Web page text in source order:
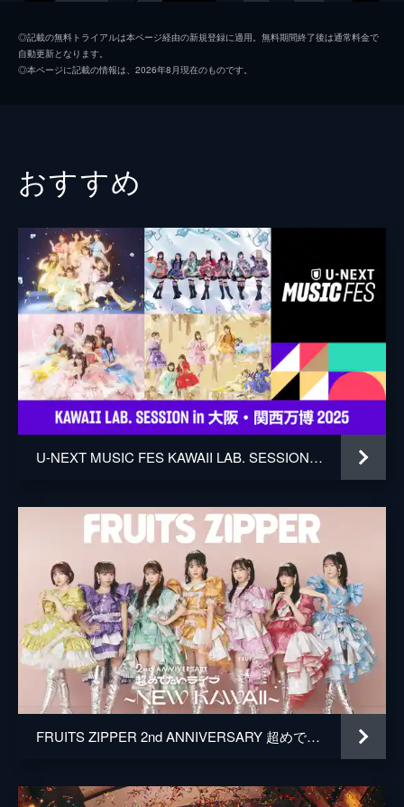
◎記載の無料トライアルは本ページ経由の新規登録に適用。無料期間終了後は通常料金で
自動更新となります。
◎本ページに記載の情報は、2026年8月現在のものです。
おすすめ
U-NEXT MUSIC FES KAWAII LAB. SESSION in 大阪・関西万博 2025
FRUITS ZIPPER 2nd ANNIVERSARY 超めでたいライブ〜NEW KAWAII〜